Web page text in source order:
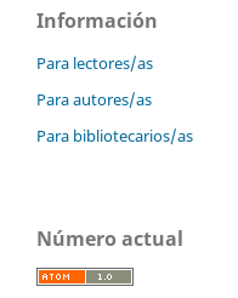
Información
Para lectores/as
Para autores/as
Para bibliotecarios/as
Número actual